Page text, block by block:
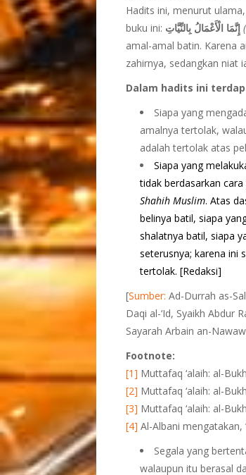
Hadits ini, menurut
buku ini:
إِنَّمَا الْأَعْمَالُ بِالنِّيَّاتِ
amal-amal batin. Karena
zahirnya, sedangkan niat
Dalam hadits ini
Siapa yang
amalnya tertolak,
adalah tertolak atas
Siapa yang
tidak berdasarkan
Shahih Muslim. Atas
belinya batil, siapa
shalatnya batil, siapa
seterusnya; karena ini
tertolak. [Redaksi]
[Sumber: Ad-Durrah as-
Daqi al-‘Id, Syaikh Abdur
Sayarah Arbain an-
Footnote:
[1] Muttafaq ‘alaih: al-
[2] Muttafaq ‘alaih: al-
[3] Muttafaq ‘alaih: al-
[4] Al-Albani mengatakan,
Segala yang
walaupun itu berasal